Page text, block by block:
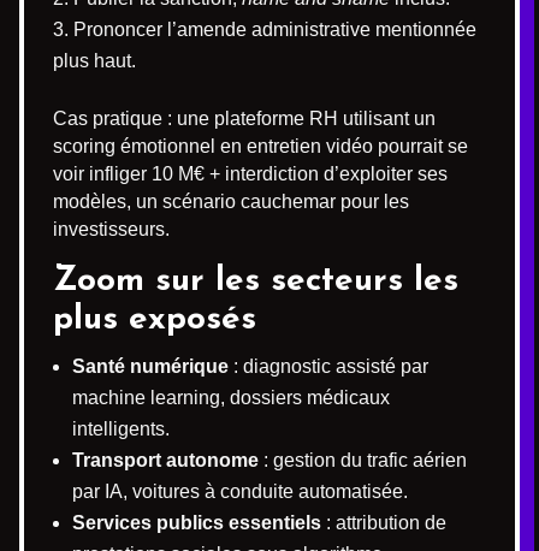
Prononcer l’amende administrative mentionnée
plus haut.
Cas pratique : une plateforme RH utilisant un
scoring émotionnel en entretien vidéo pourrait se
voir infliger 10 M€ + interdiction d’exploiter ses
modèles, un scénario cauchemar pour les
investisseurs.
Zoom sur les secteurs les
plus exposés
Santé numérique : diagnostic assisté par
machine learning, dossiers médicaux
intelligents.
Transport autonome : gestion du trafic aérien
par IA, voitures à conduite automatisée.
Services publics essentiels : attribution de